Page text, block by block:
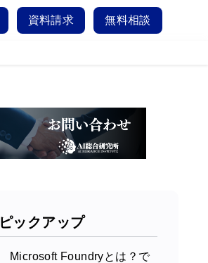
資料請求 無料相談
ピックアップ
Microsoft Foundryとは？で